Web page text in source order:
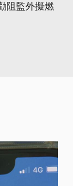
阻監外擬燃